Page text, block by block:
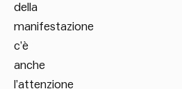
della
manifestazione
c’è
anche
l’attenzione